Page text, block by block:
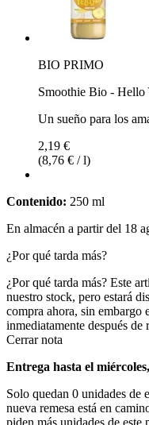
BIO PRIMO
Smoothie Bio - Hello
Un sueño para los
2,19 €
(8,76 € / l)
Contenido: 250 ml
En almacén a partir del 18
¿Por qué tarda más?
¿Por qué tarda más? Este
nuestro stock, pero estará
compra ahora, sin embargo
inmediatamente después
Cerrar nota
Entrega hasta el
Solo quedan 0 unidades de
nueva remesa está en
piden más unidades de este